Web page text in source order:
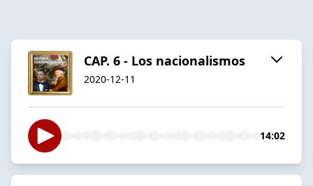
CAP. 6 - Los nacionalismos
2020-12-11
14:02